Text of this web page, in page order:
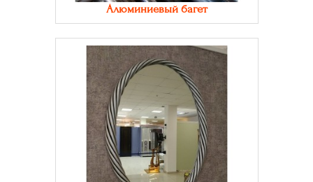
Алюминиевый багет